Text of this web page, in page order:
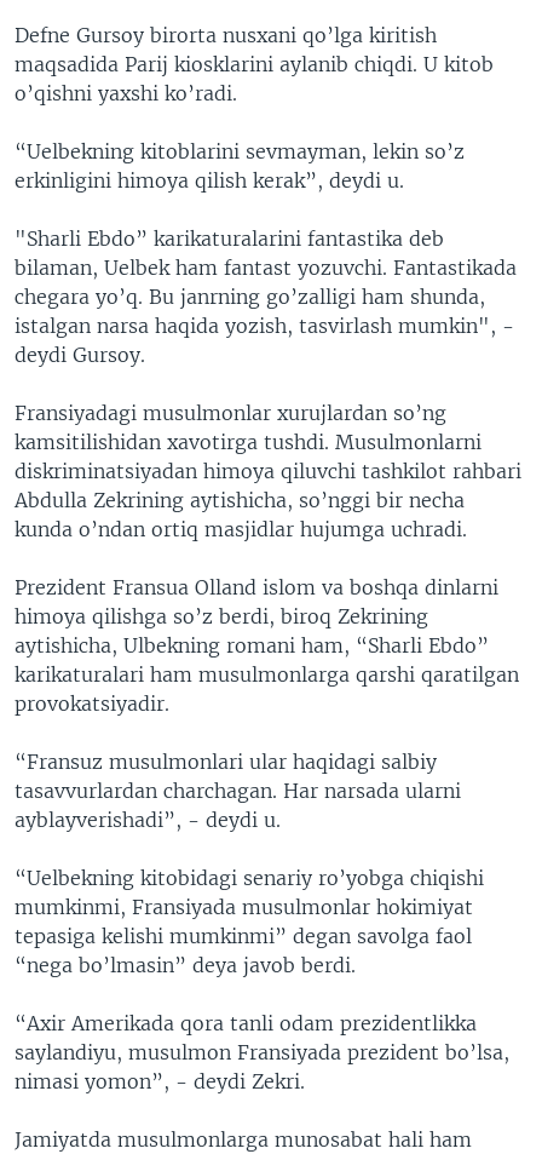
Defne Gursoy birorta nusxani qo’lga kiritish
maqsadida Parij kiosklarini aylanib chiqdi. U kitob
o’qishni yaxshi ko’radi.
“Uelbekning kitoblarini sevmayman, lekin so’z
erkinligini himoya qilish kerak”, deydi u.
"Sharli Ebdo” karikaturalarini fantastika deb
bilaman, Uelbek ham fantast yozuvchi. Fantastikada
chegara yo’q. Bu janrning go’zalligi ham shunda,
istalgan narsa haqida yozish, tasvirlash mumkin", -
deydi Gursoy.​
Fransiyadagi musulmonlar xurujlardan so’ng
kamsitilishidan xavotirga tushdi. Musulmonlarni
diskriminatsiyadan himoya qiluvchi tashkilot rahbari
Abdulla Zekrining aytishicha, so’nggi bir necha
kunda o’ndan ortiq masjidlar hujumga uchradi.
Prezident Fransua Olland islom va boshqa dinlarni
himoya qilishga so’z berdi, biroq Zekrining
aytishicha, Ulbekning romani ham, “Sharli Ebdo”
karikaturalari ham musulmonlarga qarshi qaratilgan
provokatsiyadir.
“Fransuz musulmonlari ular haqidagi salbiy
tasavvurlardan charchagan. Har narsada ularni
ayblayverishadi”, - deydi u.
“Uelbekning kitobidagi senariy ro’yobga chiqishi
mumkinmi, Fransiyada musulmonlar hokimiyat
tepasiga kelishi mumkinmi” degan savolga faol
“nega bo’lmasin” deya javob berdi.
“Axir Amerikada qora tanli odam prezidentlikka
saylandiyu, musulmon Fransiyada prezident bo’lsa,
nimasi yomon”, - deydi Zekri.​
Jamiyatda musulmonlarga munosabat hali ham